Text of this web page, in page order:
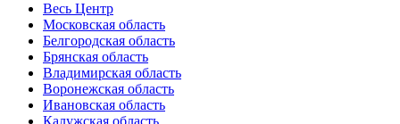
Весь Центр
Московская область
Белгородская область
Брянская область
Владимирская область
Воронежская область
Ивановская область
Калужская область